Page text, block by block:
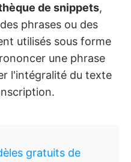
de snippets,
phrases ou des
utilisés sous forme
une phrase
l'intégralité du texte
gratuits de